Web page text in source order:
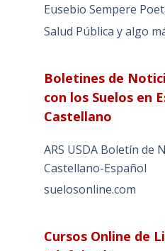
Eusebio Sempere
Salud Pública y algo
Boletines de
con los Suelos en
Castellano
ARS USDA Boletín de
Castellano-Español
suelosonline.com
Cursos Online de